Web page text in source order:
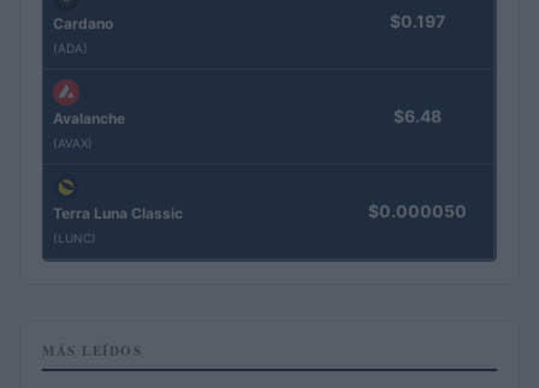
Cardano
(ADA)
$0.197
Avalanche
(AVAX)
$6.48
Terra Luna Classic
(LUNC)
$0.000050
MÁS LEÍDOS